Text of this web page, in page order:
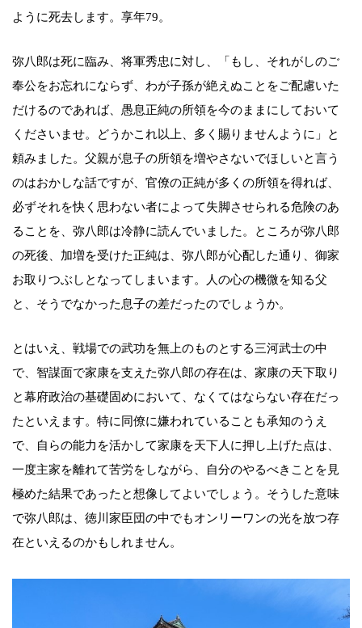
ように死去します。享年79。
弥八郎は死に臨み、将軍秀忠に対し、「もし、それがしのご
奉公をお忘れにならず、わが子孫が絶えぬことをご配慮いた
だけるのであれば、愚息正純の所領を今のままにしておいて
くださいませ。どうかこれ以上、多く賜りませんように」と
頼みました。父親が息子の所領を増やさないでほしいと言う
のはおかしな話ですが、官僚の正純が多くの所領を得れば、
必ずそれを快く思わない者によって失脚させられる危険のあ
ることを、弥八郎は冷静に読んでいました。ところが弥八郎
の死後、加増を受けた正純は、弥八郎が心配した通り、御家
お取りつぶしとなってしまいます。人の心の機微を知る父
と、そうでなかった息子の差だったのでしょうか。
とはいえ、戦場での武功を無上のものとする三河武士の中
で、智謀面で家康を支えた弥八郎の存在は、家康の天下取り
と幕府政治の基礎固めにおいて、なくてはならない存在だっ
たといえます。特に同僚に嫌われていることも承知のうえ
で、自らの能力を活かして家康を天下人に押し上げた点は、
一度主家を離れて苦労をしながら、自分のやるべきことを見
極めた結果であったと想像してよいでしょう。そうした意味
で弥八郎は、徳川家臣団の中でもオンリーワンの光を放つ存
在といえるのかもしれません。